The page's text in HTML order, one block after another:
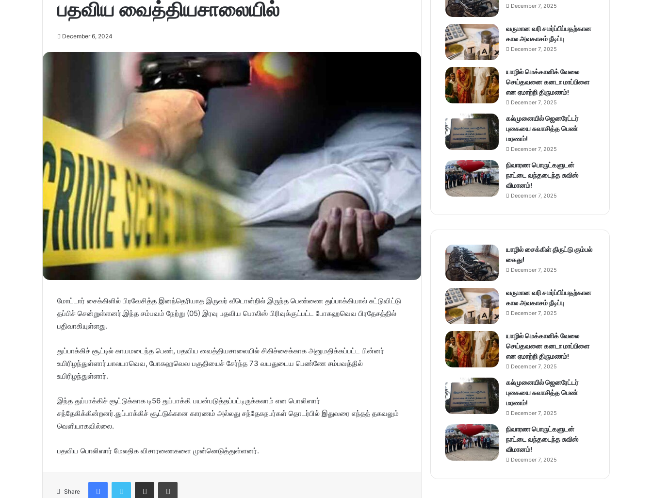
பதவிய வைத்தியசாலையில்
December 6, 2024
மோட்டார் சைக்கிளில் பிரவேசித்த இனந்தெரியாத இருவர் வீடொன்றில் இருந்த பெண்ணை துப்பாக்கியால் சுட்டுவிட்டு
தப்பிச் சென்றுள்ளனர்.இந்த சம்பவம் நேற்று (05) இரவு பதவிய பொலிஸ் பிரிவுக்குட்பட்ட போகஹவெவ பிரதேசத்தில்
பதிவாகியுள்ளது.
துப்பாக்கிச் சூட்டில் காயமடைந்த பெண், பதவிய வைத்தியசாலையில் சிகிச்சைக்காக அனுமதிக்கப்பட்ட பின்னர்
உயிரிழந்துள்ளார்.பாலயாவெவ, போகஹவெவ பகுதியைச் சேர்ந்த 73 வயதுடைய பெண்ணே சம்பவத்தில்
உயிரிழந்துள்ளார்.
இந்த துப்பாக்கிச் சூட்டுக்காக டி56 துப்பாக்கி பயன்படுத்தப்பட்டிருக்கலாம் என பொலிஸார்
சந்தேகிக்கின்றனர்.துப்பாக்கிச் சூட்டுக்கான காரணம் அல்லது சந்தேகநபர்கள் தொடர்பில் இதுவரை எந்தத் தகவலும்
வெளியாகவில்லை.
பதவிய பொலிஸார் மேலதிக விசாரணைகளை முன்னெடுத்துள்ளனர்.
Share
December 7, 2025
வருமான வரி சமர்ப்பிப்பதற்கான
கால அவகாசம் நீடிப்பு
December 7, 2025
யாழில் மெக்கானிக் வேலை
செய்தவனை கனடா மாப்பிளை
என ஏமாற்றி திருமணம்!
December 7, 2025
கல்முனையில் ஜெனரேட்டர்
புகையை சுவாசித்த பெண்
மரணம்!
December 7, 2025
நிவாரண பொருட்களுடன்
நாட்டை வந்தடைந்த சுவிஸ்
விமானம்!
December 7, 2025
யாழில் சைக்கிள் திருட்டு கும்பல்
கைது!
December 7, 2025
வருமான வரி சமர்ப்பிப்பதற்கான
கால அவகாசம் நீடிப்பு
December 7, 2025
யாழில் மெக்கானிக் வேலை
செய்தவனை கனடா மாப்பிளை
என ஏமாற்றி திருமணம்!
December 7, 2025
கல்முனையில் ஜெனரேட்டர்
புகையை சுவாசித்த பெண்
மரணம்!
December 7, 2025
நிவாரண பொருட்களுடன்
நாட்டை வந்தடைந்த சுவிஸ்
விமானம்!
December 7, 2025